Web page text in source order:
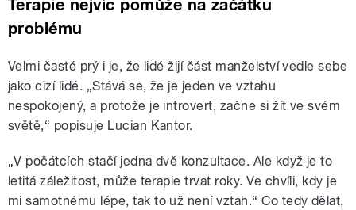
Terapie nejvíc pomůže na začátku
problému
Velmi časté prý i je, že lidé žijí část manželství vedle sebe
jako cizí lidé. „Stává se, že je jeden ve vztahu
nespokojený, a protože je introvert, začne si žít ve svém
světě,“ popisuje Lucian Kantor.
„V počátcích stačí jedna dvě konzultace. Ale když je to
letitá záležitost, může terapie trvat roky. Ve chvíli, kdy je
mi samotnému lépe, tak to už není vztah.“ Co tedy dělat,